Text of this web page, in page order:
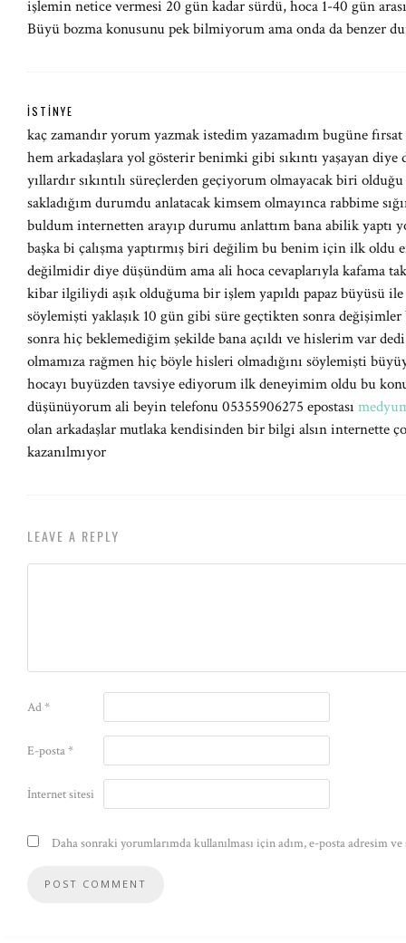
işlemin netice vermesi 20 gün kadar sürdü, hoca 1-40 gün
Büyü bozma konusunu pek bilmiyorum ama onda da benzer
ISTINYE
kaç zamandır yorum yazmak istedim yazamadım bugüne
hem arkadaşlara yol gösterir benimki gibi sıkıntı yaşayan
yıllardır sıkıntılı süreçlerden geçiyorum olmayacak biri
sakladığım durumdu anlatacak kimsem olmayınca rabbime
buldum internetten arayıp durumu anlattım bana abilik yaptı
başka bi çalışma yaptırmış biri değilim bu benim için ilk oldu
değilmidir diye düşündüm ama ali hoca cevaplarıyla kafama
kibar ilgiliydi aşık olduğuma bir işlem yapıldı papaz büyüsü ile
söylemişti yaklaşık 10 gün gibi süre geçtikten sonra değişimler
sonra hiç beklemediğim şekilde bana açıldı ve hislerim var
olmamıza rağmen hiç böyle hisleri olmadığını söylemişti
hocayı buyüzden tavsiye ediyorum ilk deneyimim oldu bu
düşünüyorum ali beyin telefonu 05355906275 epostası
olan arkadaşlar mutlaka kendisinden bir bilgi alsın internette
kazanılmıyor
LEAVE A REPLY
Ad*
E-posta*
İnternet sitesi
Daha sonraki yorumlarımda kullanılması için adım, e-posta adresim